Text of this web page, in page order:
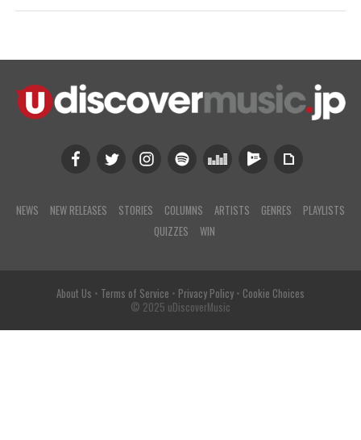
NEWS NEW RELEASES STORIES COLUMNS ARTISTS GENRES
PLAYLISTS
QUIZZES
WIN
About Us • Terms of Service • Privacy Policy• Cookie Choices
© 2025 uDiscoverMusic